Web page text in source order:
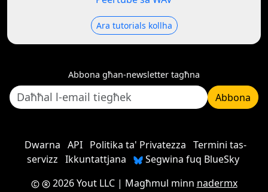
Ara tutorials kollha
Abbona għan-newsletter tagħna
Abbona
Dwarna API Politika ta' Privatezza Termini tas-
servizz Ikkuntattjana
Segwina fuq BlueSky
2026 Yout LLC| Magħmul minn nadermx